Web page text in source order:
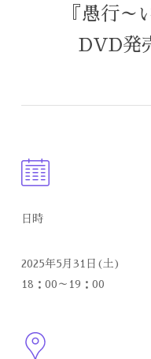
『愚行～
DVD発
日時
2025年5月31日(土)
18：00～19：00